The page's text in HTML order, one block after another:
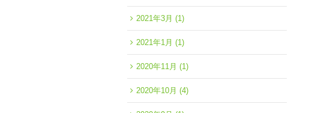
2021年3月 (1)
2021年1月 (1)
2020年11月 (1)
2020年10月 (4)